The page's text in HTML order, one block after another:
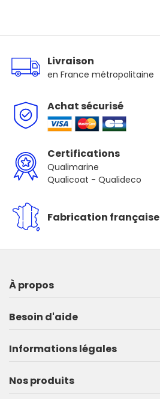
Livraison
en France métropolitaine
Achat sécurisé
Certifications
Qualimarine
Qualicoat - Qualideco
Fabrication française
À propos
Besoin d'aide
Informations légales
Nos produits